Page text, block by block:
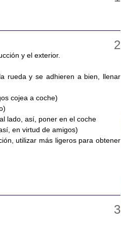
y el exterior.
rueda y se adhieren a bien, llenar
cojea a coche)
lado, así, poner en el coche
en virtud de amigos)
utilizar más ligeros para obtener